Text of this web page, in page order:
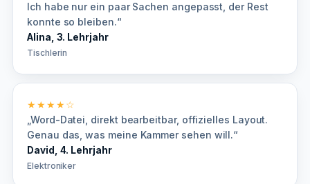
Ich habe nur ein paar Sachen angepasst, der Rest
konnte so bleiben.“
Alina, 3. Lehrjahr
Tischlerin
★★★★☆
„Word-Datei, direkt bearbeitbar, offizielles Layout.
Genau das, was meine Kammer sehen will.“
David, 4. Lehrjahr
Elektroniker